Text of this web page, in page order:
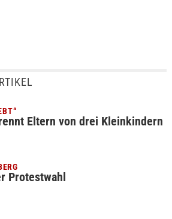
Eltern von drei Kleinkindern
Protestwahl